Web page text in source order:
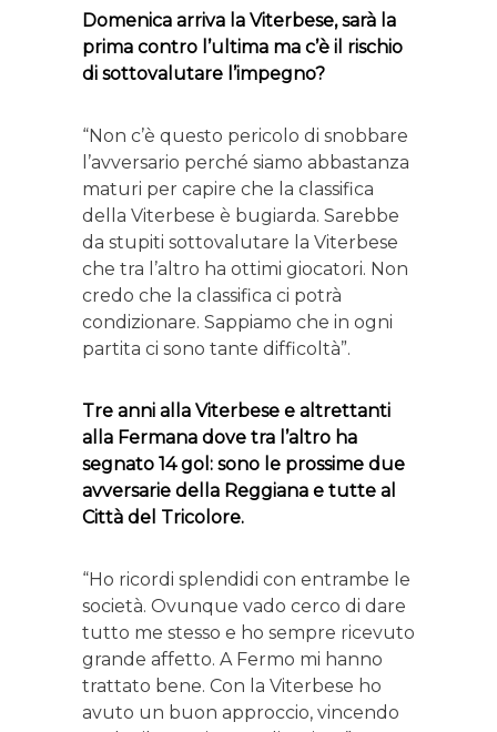
Domenica arriva la Viterbese, sarà la
prima contro l’ultima ma c’è il rischio
di sottovalutare l’impegno?
“Non c’è questo pericolo di snobbare
l’avversario perché siamo abbastanza
maturi per capire che la classifica
della Viterbese è bugiarda. Sarebbe
da stupiti sottovalutare la Viterbese
che tra l’altro ha ottimi giocatori. Non
credo che la classifica ci potrà
condizionare. Sappiamo che in ogni
partita ci sono tante difficoltà”.
Tre anni alla Viterbese e altrettanti
alla Fermana dove tra l’altro ha
segnato 14 gol: sono le prossime due
avversarie della Reggiana e tutte al
Città del Tricolore.
“Ho ricordi splendidi con entrambe le
società. Ovunque vado cerco di dare
tutto me stesso e ho sempre ricevuto
grande affetto. A Fermo mi hanno
trattato bene. Con la Viterbese ho
avuto un buon approccio, vincendo